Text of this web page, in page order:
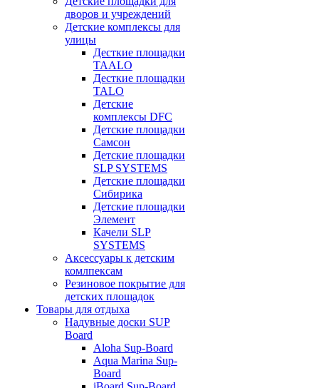
дворов и учреждений
Детские комплексы для
улицы
Десткие площадки
TAALO
Десткие площадки
TALO
Детские
комплексы DFC
Детские площадки
Самсон
Детские площадки
SLP SYSTEMS
Детские площадки
Сибирика
Детские площадки
Элемент
Качели SLP
SYSTEMS
Аксессуары к детским
комлпексам
Резиновое покрытие для
детских площадок
Товары для отдыха
Надувные доски SUP
Board
Aloha Sup-Board
Aqua Marina Sup-
Board